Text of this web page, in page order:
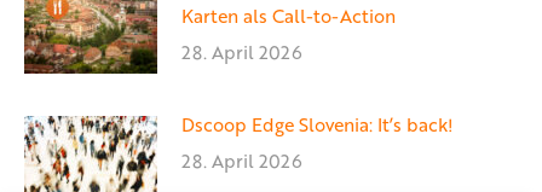
Karten als Call-to-Action
28. April 2026
Dscoop Edge Slovenia: It’s back!
28. April 2026